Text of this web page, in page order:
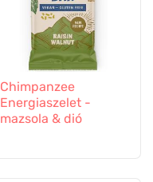
Chimpanzee
Energiaszelet -
mazsola & dió